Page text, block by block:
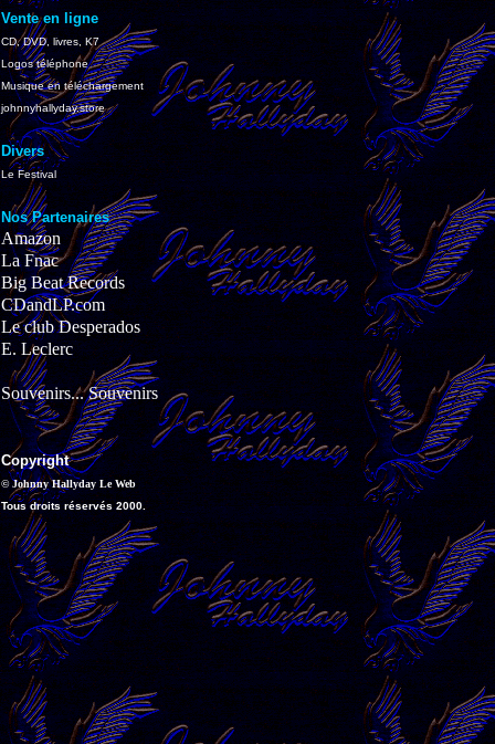
Vente en ligne
CD, DVD, livres, K7
Logos téléphone
Musique en téléchargement
johnnyhallyday.store
Divers
Le Festival
Nos Partenaires
Amazon
La Fnac
Big Beat Records
CDandLP.com
Le club Desperados
E. Leclerc
Souvenirs... Souvenirs
Copyright
© Johnny Hallyday Le Web
Tous droits réservés 2000.